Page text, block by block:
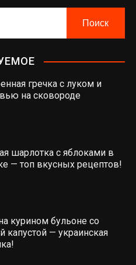
гречка с луком и
на сковороде
шарлотка с яблоками в
— топ вкусных рецептов!
курином бульоне со
капустой — украинская